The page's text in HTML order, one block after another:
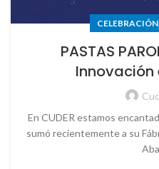
CELEBRACIÓN,
PASTAS
Innovación
En CUDER estamos
sumó recientemente a su